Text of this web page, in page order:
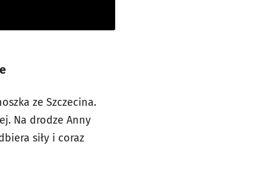
ze Szczecina.
Na drodze Anny
siły i coraz